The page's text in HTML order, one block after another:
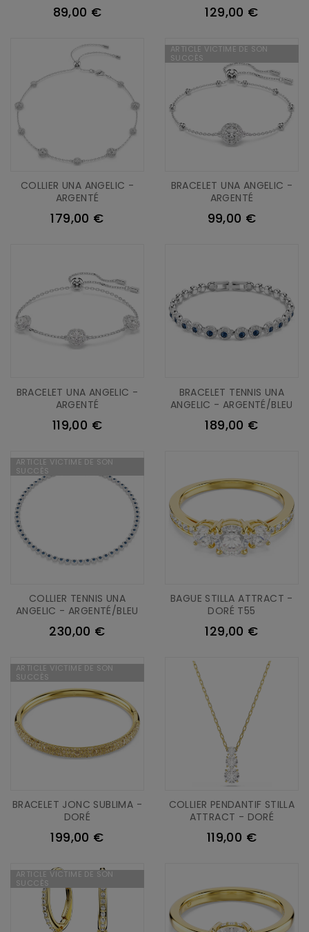
89,00 € 129,00 €
COLLIER UNA ANGELIC -
ARGENTÉ
179,00 €
BRACELET UNA ANGELIC -
ARGENTÉ
99,00 €
ARTICLE VICTIME DE SON
SUCCÈS
BRACELET UNA ANGELIC -
ARGENTÉ
119,00 €
BRACELET TENNIS UNA
ANGELIC - ARGENTÉ/BLEU
189,00 €
COLLIER TENNIS UNA
ANGELIC - ARGENTÉ/BLEU
230,00 €
ARTICLE VICTIME DE SON
SUCCÈS
BAGUE STILLA ATTRACT -
DORÉ T55
129,00 €
BRACELET JONC SUBLIMA -
DORÉ
199,00 €
ARTICLE VICTIME DE SON
SUCCÈS
COLLIER PENDANTIF STILLA
ATTRACT - DORÉ
119,00 €
ARTICLE VICTIME DE SON
SUCCÈS